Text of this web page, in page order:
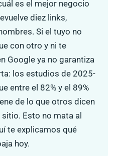
es el mejor negocio
diez links,
Si el tuyo no
con otro y ni te
Google ya no garantiza
los estudios de 2025-
entre el 82% y el 89%
de lo que otros dicen
Esto no mata al
te explicamos qué
hoy.